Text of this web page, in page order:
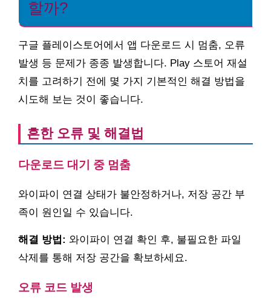
할까?
구글 플레이스토어에서 앱 다운로드 시 멈춤, 오류
발생 등 문제가 종종 발생합니다. Play 스토어 재설
치를 고려하기 전에 몇 가지 기본적인 해결 방법을
시도해 보는 것이 좋습니다.
흔한 오류 및 해결법
다운로드 대기 중 멈춤
와이파이 연결 상태가 불안정하거나, 저장 공간 부
족이 원인일 수 있습니다.
해결 방법: 와이파이 연결 확인 후, 불필요한 파일
삭제를 통해 저장 공간을 확보하세요.
오류 코드 발생